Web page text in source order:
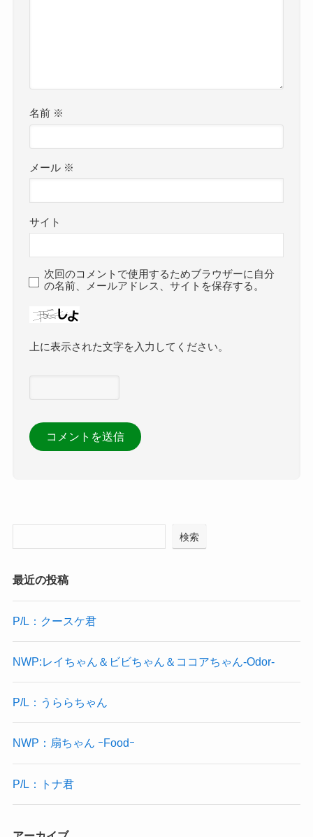
名前 ※
メール ※
サイト
次回のコメントで使用するためブラウザーに自分
の名前、メールアドレス、サイトを保存する。
上に表示された文字を入力してください。
検索
最近の投稿
P/L：クースケ君
NWP:レイちゃん＆ビビちゃん＆ココアちゃん-Odor-
P/L：うららちゃん
NWP：扇ちゃん ｰFoodｰ
P/L：トナ君